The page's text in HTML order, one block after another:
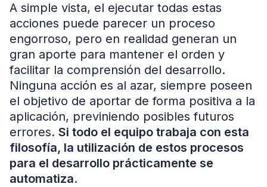
A simple vista, el ejecutar todas estas
acciones puede parecer un proceso
engorroso, pero en realidad generan un
gran aporte para mantener el orden y
facilitar la comprensión del desarrollo.
Ninguna acción es al azar, siempre poseen
el objetivo de aportar de forma positiva a la
aplicación, previniendo posibles futuros
errores. Si todo el equipo trabaja con esta
filosofía, la utilización de estos procesos
para el desarrollo prácticamente se
automatiza.